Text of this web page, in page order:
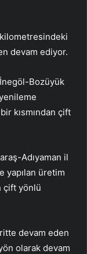
devam ediyor.
Bozüyük
kısmından çift
Adıyaman il
yapılan üretim
çift yönlü
devam eden
olarak devam